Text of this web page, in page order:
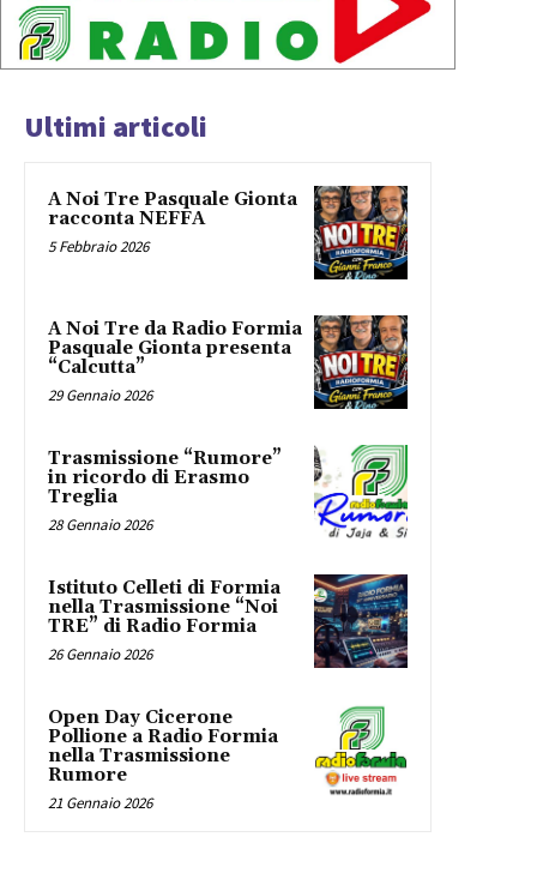
Ultimi articoli
A Noi Tre Pasquale Gionta
racconta NEFFA
5 Febbraio 2026
A Noi Tre da Radio Formia
Pasquale Gionta presenta
“Calcutta”
29 Gennaio 2026
Trasmissione “Rumore”
in ricordo di Erasmo
Treglia
28 Gennaio 2026
Istituto Celleti di Formia
nella Trasmissione “Noi
TRE” di Radio Formia
26 Gennaio 2026
Open Day Cicerone
Pollione a Radio Formia
nella Trasmissione
Rumore
21 Gennaio 2026